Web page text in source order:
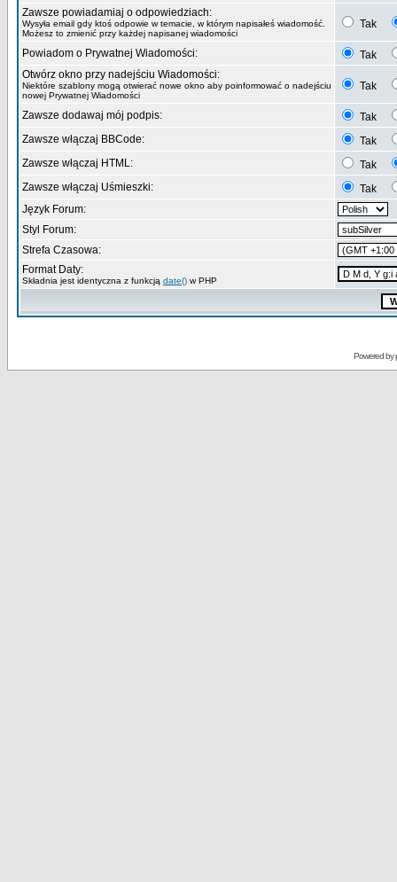
Zawsze powiadamiaj o odpowiedziach:
Wysyła email gdy ktoś odpowie w temacie, w którym napisałeś wiadomość.
Możesz to zmienić przy każdej napisanej wiadomości
Tak
Powiadom o Prywatnej Wiadomości:
Tak
Otwórz okno przy nadejściu Wiadomości:
Niektóre szablony mogą otwierać nowe okno aby poinformować o nadejściu
nowej Prywatnej Wiadomości
Tak
Zawsze dodawaj mój podpis:
Tak
Zawsze włączaj BBCode:
Tak
Zawsze włączaj HTML:
Tak
Zawsze włączaj Uśmieszki:
Tak
Język Forum:
Styl Forum:
Strefa Czasowa:
Format Daty:
Składnia jest identyczna z funkcją date() w PHP
Powered by